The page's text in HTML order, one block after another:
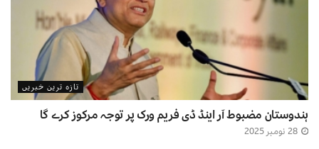
تازہ ترین خبریں
ہندوستان مضبوط آر اینڈ ڈی فریم ورک پر توجہ مرکوز کرے گا